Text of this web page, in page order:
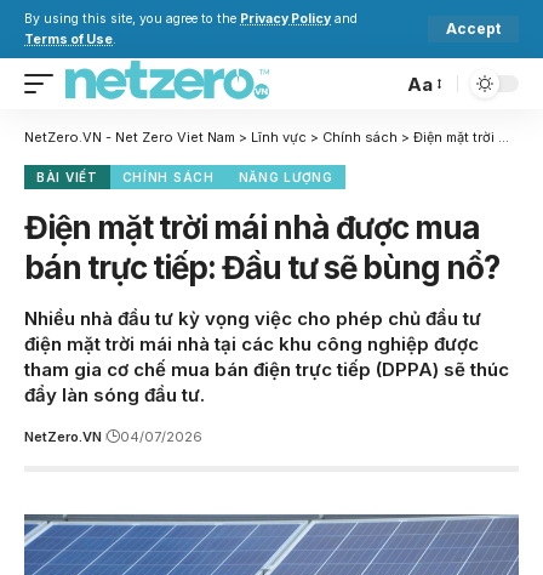
By using this site, you agree to the Privacy Policy and
Terms of Use.
Accept
Aa
NetZero.VN - Net Zero Viet Nam > Lĩnh vực > Chính sách > Điện mặt trời mái nhà được mua bán trực tiếp: Đầu tư sẽ bùng nổ?
BÀI VIẾT CHÍNH SÁCH NĂNG LƯỢNG
Điện mặt trời mái nhà được mua
bán trực tiếp: Đầu tư sẽ bùng nổ?
Nhiều nhà đầu tư kỳ vọng việc cho phép chủ đầu tư
điện mặt trời mái nhà tại các khu công nghiệp được
tham gia cơ chế mua bán điện trực tiếp (DPPA) sẽ thúc
đẩy làn sóng đầu tư.
NetZero.VN 04/07/2026